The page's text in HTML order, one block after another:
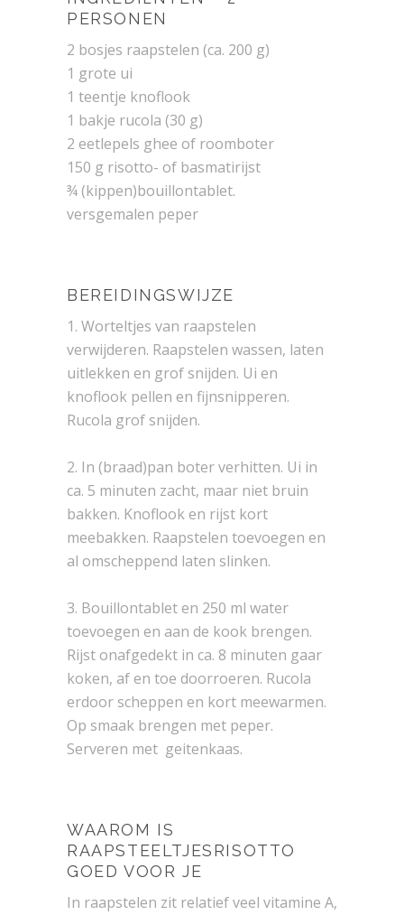
PERSONEN
2 bosjes raapstelen (ca. 200 g)
1 grote ui
1 teentje knoflook
1 bakje rucola (30 g)
2 eetlepels ghee of roomboter
150 g risotto- of basmatirijst
¾ (kippen)bouillontablet.
versgemalen peper
BEREIDINGSWIJZE
1. Worteltjes van raapstelen
verwijderen. Raapstelen wassen, laten
uitlekken en grof snijden. Ui en
knoflook pellen en fijnsnipperen.
Rucola grof snijden.
2. In (braad)pan boter verhitten. Ui in
ca. 5 minuten zacht, maar niet bruin
bakken. Knoflook en rijst kort
meebakken. Raapstelen toevoegen en
al omscheppend laten slinken.
3. Bouillontablet en 250 ml water
toevoegen en aan de kook brengen.
Rijst onafgedekt in ca. 8 minuten gaar
koken, af en toe doorroeren. Rucola
erdoor scheppen en kort meewarmen.
Op smaak brengen met peper.
Serveren met geitenkaas.
WAAROM IS
RAAPSTEELTJESRISOTTO
GOED VOOR JE
In raapstelen zit relatief veel vitamine A,